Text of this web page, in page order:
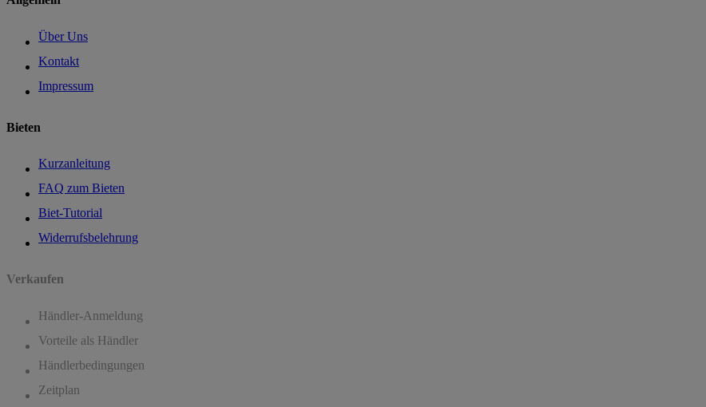
Über Uns
Kontakt
Impressum
Bieten
Kurzanleitung
FAQ zum Bieten
Biet-Tutorial
Widerrufsbelehrung
Verkaufen
Händler-Anmeldung
Vorteile als Händler
Händlerbedingungen
Zeitplan